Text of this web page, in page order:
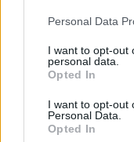
Personal Data
I want to opt-out
personal data.
Opted In
I want to opt-out
Personal Data.
Opted In